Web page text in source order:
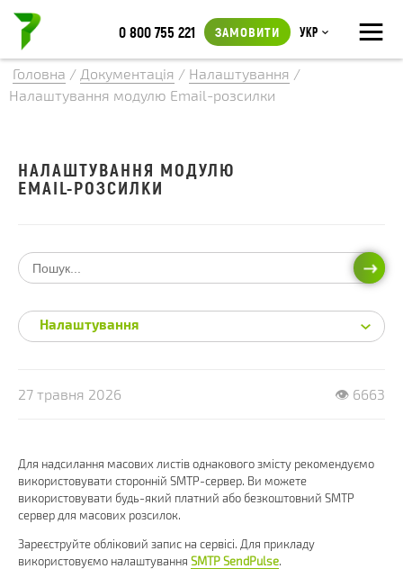
≡
0 800 755 221 ЗАМОВИТИ Укр
Головна / Документація / Налаштування /
Налаштування модулю Email-розсилки
27 травня 2026 👁 6663
Для надсилання масових листів однакового змісту рекомендуємо
використовувати сторонній SMTP-сервер. Ви можете
використовувати будь-який платний або безкоштовний SMTP
сервер для масових розсилок.
Зареєструйте обліковий запис на сервісі. Для прикладу
використовуємо налаштування SMTP SendPulse.
НАЛАШТУВАННЯ МОДУЛЮ
EMAIL-РОЗСИЛКИ
Налаштування